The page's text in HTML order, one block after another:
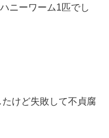
ニーワーム1匹でし
けど失敗して不貞腐